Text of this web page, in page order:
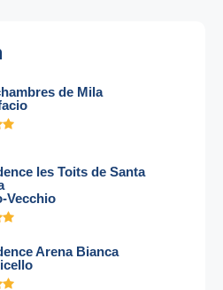
de Mila
les Toits de Santa
Vecchio
Arena Bianca